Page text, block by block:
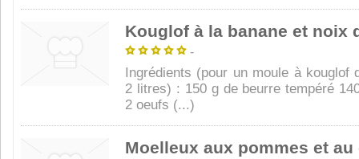
Kouglof à la banane et noix
-
Ingrédients (pour un moule à kouglof
2 litres) : 150 g de beurre tempéré
2 oeufs (...)
Moelleux aux pommes et au